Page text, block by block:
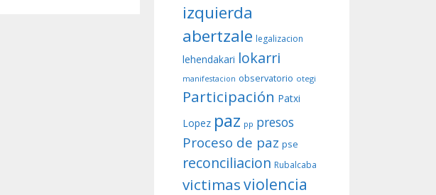
izquierda
abertzale legalizacion
lehendakari lokarri
manifestacion observatorio otegi
Participación Patxi
Lopez paz pp presos
Proceso de paz pse
reconciliacion Rubalcaba
victimasviolencia